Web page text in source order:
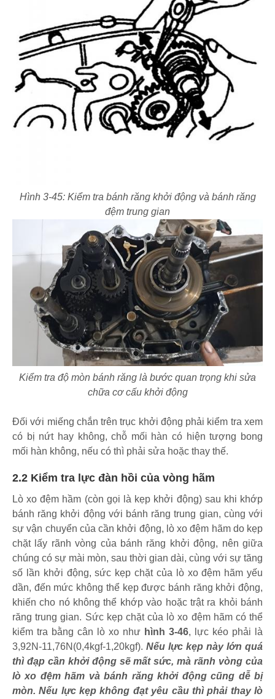
Hình 3-45: Kiểm tra bánh răng khởi động và bánh răng
đệm trung gian
Kiểm tra độ mòn bánh răng là bước quan trọng khi sửa
chữa cơ cấu khởi động
Đối với miếng chắn trên trục khởi động phải kiểm tra xem
có bị nứt hay không, chỗ mối hàn có hiện tượng bong
mối hàn không, nếu có thì phải sửa hoặc thay thế.
2.2 Kiểm tra lực đàn hồi của vòng hãm
Lò xo đệm hầm (còn gọi là kẹp khởi động) sau khi khớp
bánh răng khởi động với bánh răng trung gian, cùng với
sự vận chuyển của cần khởi động, lò xo đệm hãm do kẹp
chặt lấy rãnh vòng của bánh răng khởi động, nên giữa
chúng có sự mài mòn, sau thời gian dài, cùng với sự tăng
số lần khởi động, sức kẹp chặt của lò xo đệm hãm yếu
dần, đến mức không thể kẹp được bánh răng khởi động,
khiến cho nó không thể khớp vào hoặc trật ra khỏi bánh
răng trung gian. Sức kẹp chặt của lò xo đệm hãm có thể
kiểm tra bằng cân lò xo như hình 3-46, lực kéo phải là
3,92N-11,76N(0,4kgf-1,20kgf). Nếu lực kẹp này lớn quá
thì đạp cần khởi động sẽ mất sức, mà rãnh vòng của
lò xo đệm hãm và bánh răng khởi động cũng dễ bị
mòn. Nếu lực kẹp không đạt yêu cầu thì phải thay lò